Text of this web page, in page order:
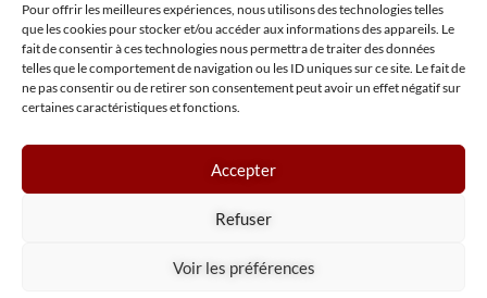
Pour offrir les meilleures expériences, nous utilisons des technologies telles
que les cookies pour stocker et/ou accéder aux informations des appareils. Le
fait de consentir à ces technologies nous permettra de traiter des données
telles que le comportement de navigation ou les ID uniques sur ce site. Le fait de
ne pas consentir ou de retirer son consentement peut avoir un effet négatif sur
certaines caractéristiques et fonctions.
Accepter
Refuser
Voir les préférences
INSIGHT NPA
Mentions légales
Tous droits réservés NPA Conseil